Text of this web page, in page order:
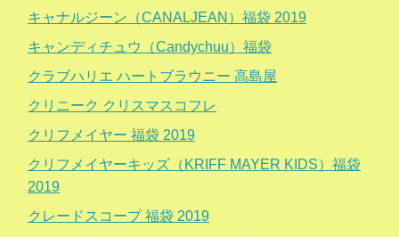
キャナルジーン（CANALJEAN）福袋 2019
キャンディチュウ（Candychuu）福袋
クラブハリエ ハートブラウニー 高島屋
クリニーク クリスマスコフレ
クリフメイヤー 福袋 2019
クリフメイヤーキッズ（KRIFF MAYER KIDS）福袋
2019
クレードスコープ 福袋 2019